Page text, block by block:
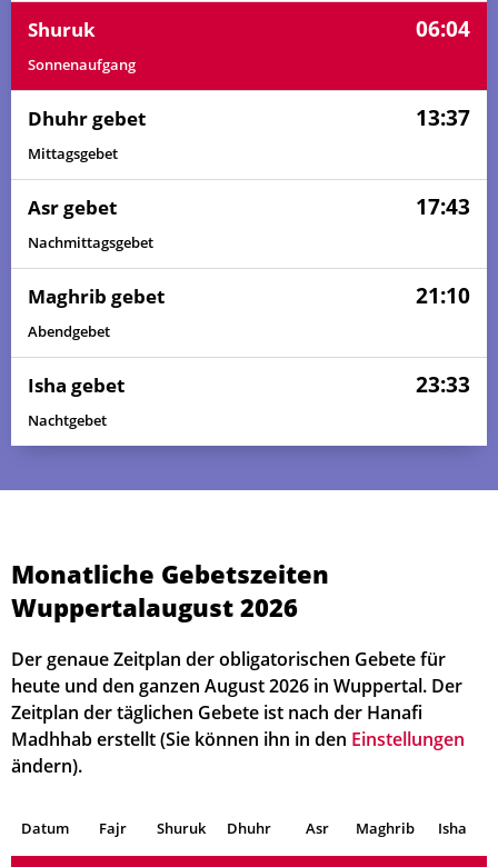
Shuruk 06:04
Sonnenaufgang
Dhuhr gebet 13:37
Mittagsgebet
Asr gebet 17:43
Nachmittagsgebet
Maghrib gebet 21:10
Abendgebet
Isha gebet 23:33
Nachtgebet
Monatliche Gebetszeiten
Wuppertalaugust 2026
Der genaue Zeitplan der obligatorischen Gebete für
heute und den ganzen August 2026 in Wuppertal. Der
Zeitplan der täglichen Gebete ist nach der Hanafi
Madhhab erstellt (Sie können ihn in den Einstellungen
ändern).
Datum Fajr Shuruk Dhuhr Asr Maghrib Isha
05:56
02, So 03:21 05:58 13:38 17:46 21:17 23:45
03, Mo 03:22 05:59 13:38 17:46 21:15 23:44
05, Mi 03:23 06:02 13:37 17:44 21:12 23:37